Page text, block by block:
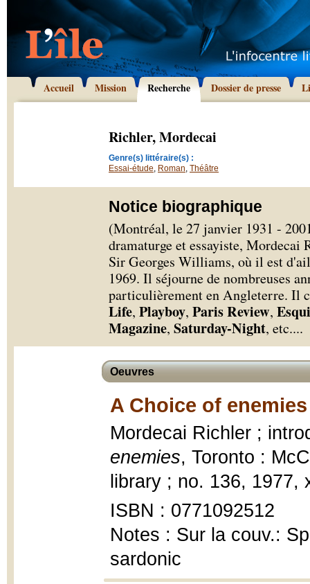
Accueil Mission Recherche Dossier de presse
Richler, Mordecai
Genre(s) littéraire(s) :
Essai-étude, Roman, Théâtre
Notice biographique
(Montréal, le 27 janvier 1931 -
dramaturge et essayiste,
Sir Georges Williams, où il est
1969. Il séjourne de nombreuses
particulièrement en Angleterre. Il
Life, Playboy, Paris Review,
Magazine, Saturday-Night, etc....
Oeuvres
A Choice of enemies
Mordecai Richler ;
enemies, Toronto :
library ; no. 136, 1977,
ISBN : 0771092512
Notes : Sur la couv.:
sardonic